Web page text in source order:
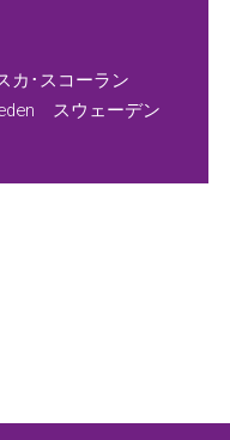
カ･スコーラン
スウェーデン